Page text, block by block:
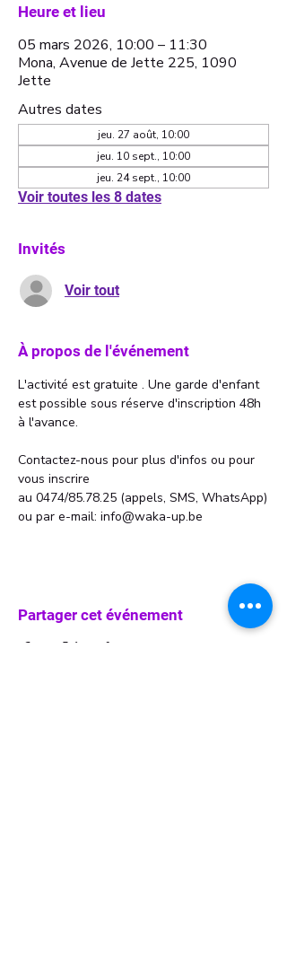
Heure et lieu
05 mars 2026, 10:00 – 11:30
Mona, Avenue de Jette 225, 1090
Jette
Autres dates
jeu. 27 août, 10:00
jeu. 10 sept., 10:00
jeu. 24 sept., 10:00
Voir toutes les 8 dates
Invités
Voir tout
À propos de l'événement
L'activité est gratuite . Une garde d'enfant
est possible sous réserve d'inscription 48h
à l'avance.
Contactez-nous pour plus d'infos ou pour
vous inscrire
au 0474/85.78.25 (appels, SMS, WhatsApp)
ou par e-mail: info@waka-up.be
Partager cet événement